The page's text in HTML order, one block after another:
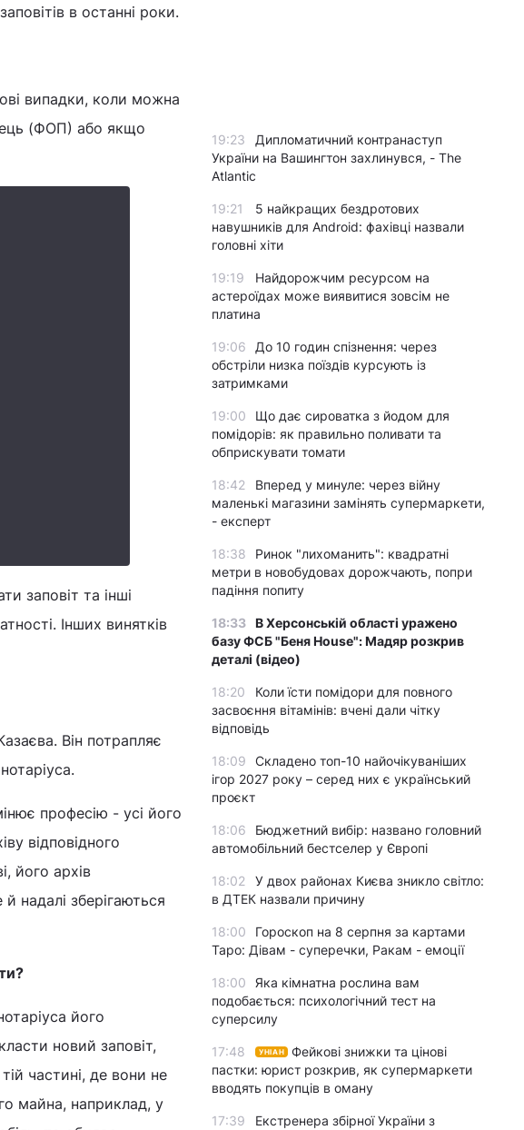
в останні роки.
випадки, коли можна
(ФОП) або якщо
заповіт та інші
Інших винятків
Він потрапляє
професію - усі його
відповідного
його архів
надалі зберігаються
його
новий заповіт,
частині, де вони не
майна, наприклад, у
19:23
Дипломатичний контранаступ
України на Вашингтон захлинувся, - The
Atlantic
19:21
5 найкращих бездротових
навушників для Android: фахівці назвали
головні хіти
19:19
Найдорожчим ресурсом на
астероїдах може виявитися зовсім не
платина
19:06
До 10 годин спізнення: через
обстріли низка поїздів курсують із
затримками
19:00
Що дає сироватка з йодом для
помідорів: як правильно поливати та
обприскувати томати
18:42
Вперед у минуле: через війну
маленькі магазини замінять супермаркети,
- експерт
18:38
Ринок "лихоманить": квадратні
метри в новобудовах дорожчають, попри
падіння попиту
18:33 В Херсонській області уражено
базу ФСБ "Беня House": Мадяр розкрив
деталі (відео)
18:20
Коли їсти помідори для повного
засвоєння вітамінів: вчені дали чітку
відповідь
18:09
Складено топ-10 найочікуваніших
ігор 2027 року – серед них є український
проєкт
18:06
Бюджетний вибір: названо головний
автомобільний бестселер у Європі
18:02
У двох районах Києва зникло світло:
в ДТЕК назвали причину
18:00
Гороскоп на 8 серпня за картами
Таро: Дівам - суперечки, Ракам - емоції
18:00
Яка кімнатна рослина вам
подобається: психологічний тест на
суперсилу
17:48 УНІАН
Фейкові знижки та цінові
пастки: юрист розкрив, як супермаркети
вводять покупців в оману
17:39
Екстренера збірної України з